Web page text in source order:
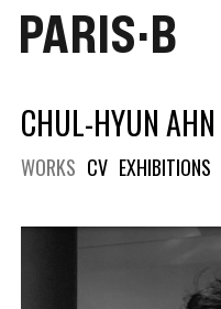
PARIS·B
CHUL-HYUN AHN
WORKS CV EXHIBITIONS